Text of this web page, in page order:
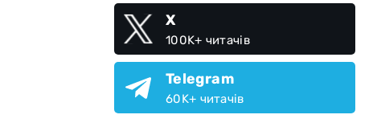
X
100K+ читачів
Telegram
60K+ читачів